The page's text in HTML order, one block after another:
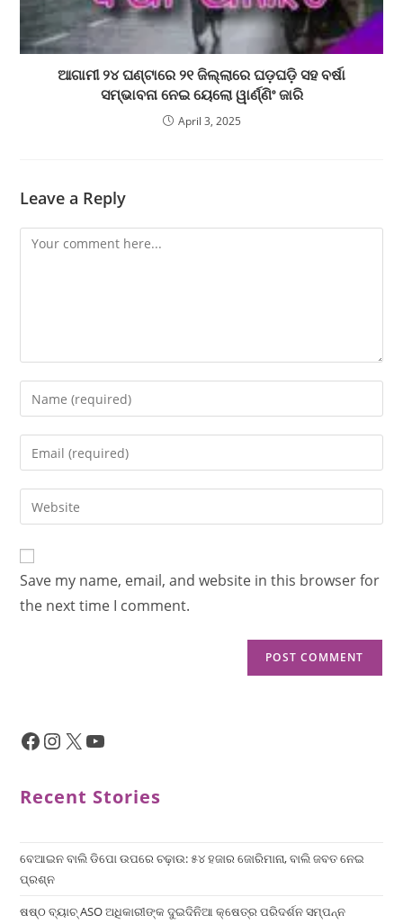
ଆଗାମୀ ୨୪ ଘଣ୍ଟାରେ ୨୧ ଜିଲ୍ଲାରେ ଘଡ଼ଘଡ଼ି ସହ ବର୍ଷା
ସମ୍ଭାବନା ନେଇ ୟେଲୋ ୱାର୍ଣ୍ଣିଂ ଜାରି
April 3, 2025
Leave a Reply
Save my name, email, and website in this browser for
the next time I comment.
Recent Stories
ବେଆଇନ ବାଲି ଡିପୋ ଉପରେ ଚଢ଼ାଉ: ୫୪ ହଜାର ଜୋରିମାନା, ବାଲି ଜବତ ନେଇ
ପ୍ରଶ୍ନ
ଷଷ୍ଠ ବ୍ୟାଚ୍‌ ASO ଅଧିକାରୀଙ୍କ ଦୁଇଦିନିଆ କ୍ଷେତ୍ର ପରିଦର୍ଶନ ସମ୍ପନ୍ନ